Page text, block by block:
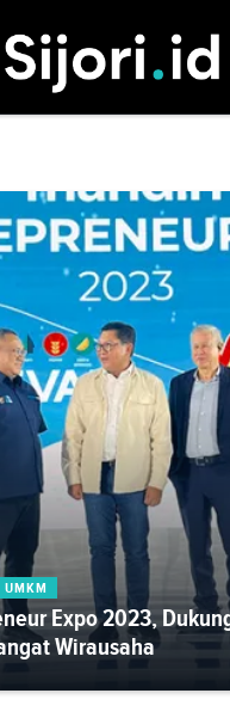
UMKM
Expo 2023,
Wirausaha